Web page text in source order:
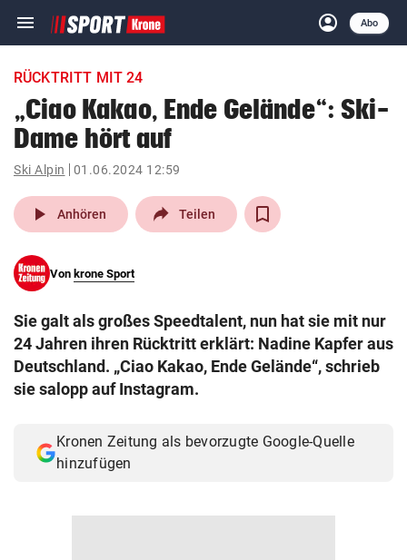
menu Navigation
ein-/ausklappen
account_circle
Anmelden
Abo
close Schließen
account_circle Anmelden
pin_drop
Wien arrow_right
search
eingeben
Muthgasse 2, 1190 Wien
RÜCKTRITT MIT 24
„Ciao Kakao, Ende Gelände“: Ski-
Dame hört auf
Ski Alpin 01.06.2024 12:59
play_arrow Anhören Teilen
Von krone Sport
Sie galt als großes Speedtalent, nun hat sie mit nur
24 Jahren ihren Rücktritt erklärt: Nadine Kapfer aus
Deutschland. „Ciao Kakao, Ende Gelände“, schrieb
sie salopp auf Instagram.
Kronen Zeitung als bevorzugte Google-Quelle
hinzufügen